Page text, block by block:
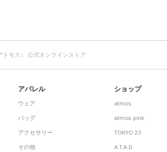
モス） 公式オンラインストア
アパレル
ウェア
バッグ
アクセサリー
その他
ショップ
atmos
atmos pink
TOKYO 23
A.T.A.D